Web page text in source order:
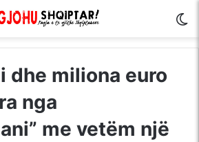
dhe miliona euro
nga
me vetëm një